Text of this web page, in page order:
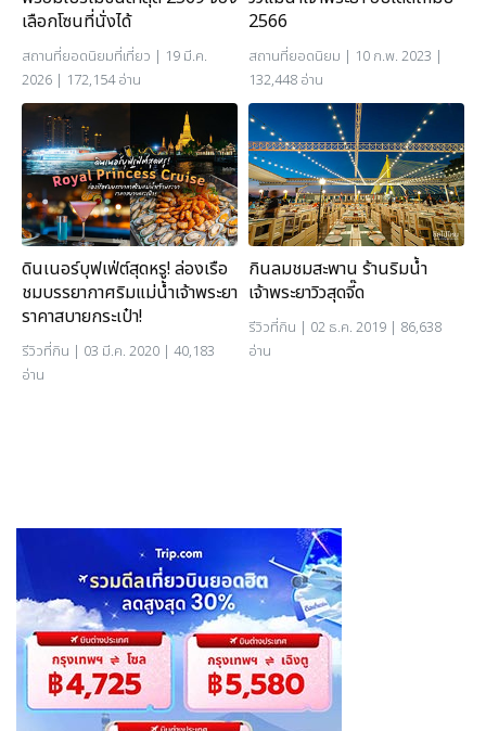
เลือกโซนที่นั่งได้
สถานที่ยอดนิยมที่เที่ยว | 19 มี.ค.
2026 | 172,154 อ่าน
2566
สถานที่ยอดนิยม | 10 ก.พ. 2023 |
132,448 อ่าน
ดินเนอร์บุฟเฟ่ต์สุดหรู! ล่องเรือ
ชมบรรยากาศริมแม่น้ำเจ้าพระยา
ราคาสบายกระเป๋า!
รีวิวที่กิน | 03 มี.ค. 2020 | 40,183
อ่าน
กินลมชมสะพาน ร้านริมน้ำ
เจ้าพระยาวิวสุดจี๊ด
รีวิวที่กิน | 02 ธ.ค. 2019 | 86,638
อ่าน